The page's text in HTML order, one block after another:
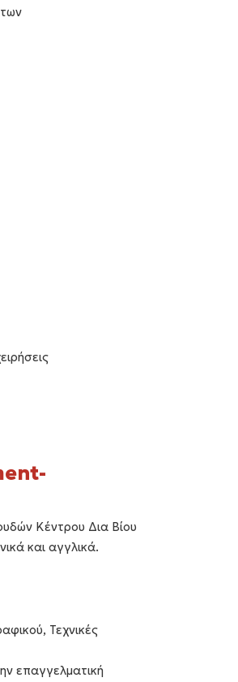
Κέντρου Δια Βίου
και αγγλικά.
Τεχνικές
επαγγελματική